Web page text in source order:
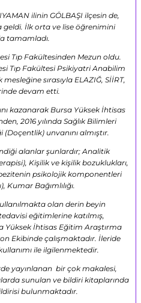
ilinin GÖLBAŞI ilçesin de,
geldi. İlk orta ve lise öğrenimini
tamamladı.
Tıp Fakültesinden Mezun oldu.
Tıp Fakültesi Psikiyatri Anabilim
mesleğine sırasıyla ELAZIĞ, SİİRT,
devam etti.
kazanarak Bursa Yüksek İhtisas
2016 yılında Sağlık Bilimleri
unvanını almıştır.
alanlar şunlardır; Analitik
Kişilik ve kişilik bozuklukları,
psikolojik komponentleri
Kumar Bağımlılığı.
olan derin beyin
eğitimlerine katılmış,
Yüksek İhtisas Eğitim Araştırma
Ekibinde çalışmaktadır. İleride
ile ilgilenmektedir.
yayınlanan bir çok makalesi,
sunulan ve bildiri kitaplarında
bulunmaktadır.